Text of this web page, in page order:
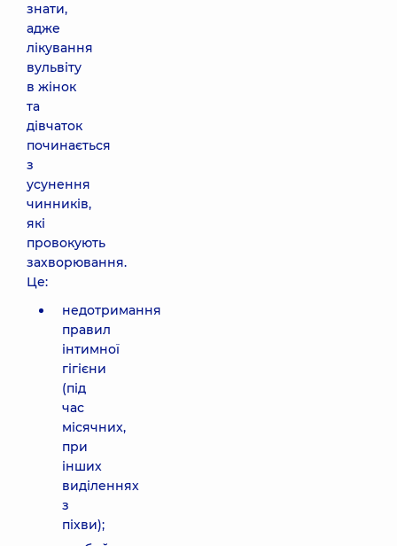
знати,
адже
лікування
вульвіту
в жінок
та
дівчаток
починається
з
уcунення
чинників,
які
провокують
захворювання.
Це:
недотримання
правил
інтимної
гігієни
(під
час
місячних,
при
інших
виділеннях
з
піхви);